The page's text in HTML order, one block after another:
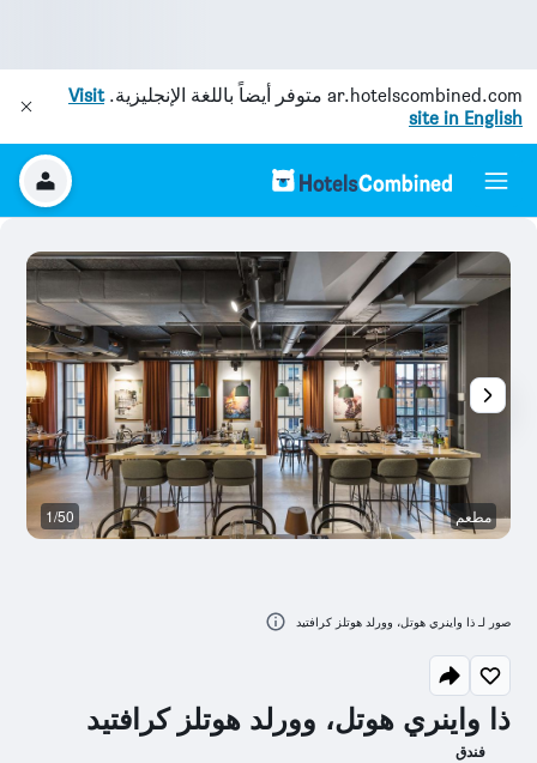
ar.hotelscombined.com متوفر أيضاً باللغة الإنجليزية.Visit
site in English
ذا واينري هوتل، وورلد هوتلز كرافتيد
فندق
مطعم 1/50
صور لـ ذا واينري هوتل، وورلد هوتلز كرافتيد